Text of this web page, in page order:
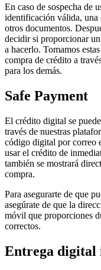
En caso de sospecha de
identificación válida, una
otros documentos.
decidir si proporcionar
a hacerlo. Tomamos
compra de crédito a
para los demás.
Safe Payment
El crédito digital se
través de nuestras
código digital por correo
usar el crédito de
también se mostrará
compra.
Para asegurarte de que
asegúrate de que la
móvil que proporciones
correctos.
Entrega digital